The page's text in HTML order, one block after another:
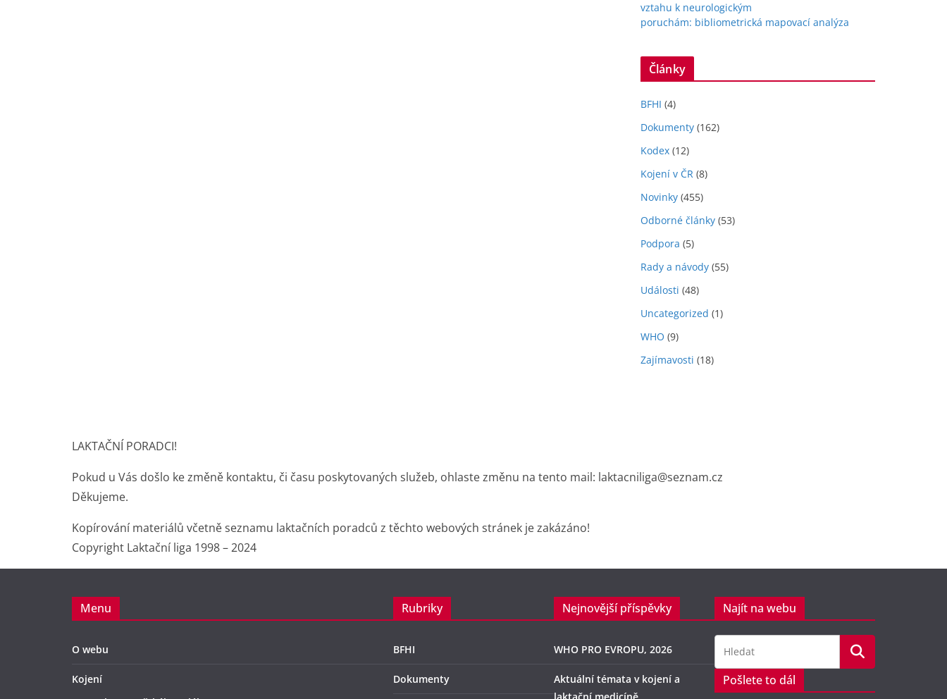
vztahu k neurologickým
poruchám: bibliometrická mapovací analýza
Články
BFHI (4)
Dokumenty (162)
Kodex (12)
Kojení v ČR (8)
Novinky (455)
Odborné články (53)
Podpora (5)
Rady a návody (55)
Události (48)
Uncategorized (1)
WHO (9)
Zajímavosti (18)
LAKTAČNÍ PORADCI!
Pokud u Vás došlo ke změně kontaktu, či času poskytovaných služeb, ohlaste změnu na tento mail: laktacniliga@seznam.cz
Děkujeme.
Kopírování materiálů včetně seznamu laktačních poradců z těchto webových stránek je zakázáno!
Copyright Laktační liga 1998 – 2024
Menu
O webu
Kojení
Rubriky
BFHI
Dokumenty
Nejnovější příspěvky
WHO PRO EVROPU, 2026
Aktuální témata v kojení a
Najít na webu
Pošlete to dál